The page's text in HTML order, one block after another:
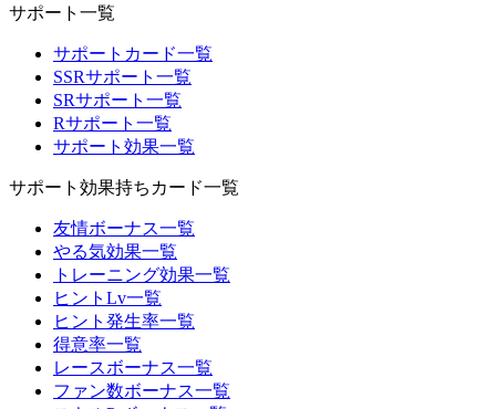
サポート一覧
サポートカード一覧
SSRサポート一覧
SRサポート一覧
Rサポート一覧
サポート効果一覧
サポート効果持ちカード一覧
友情ボーナス一覧
やる気効果一覧
トレーニング効果一覧
ヒントLv一覧
ヒント発生率一覧
得意率一覧
レースボーナス一覧
ファン数ボーナス一覧